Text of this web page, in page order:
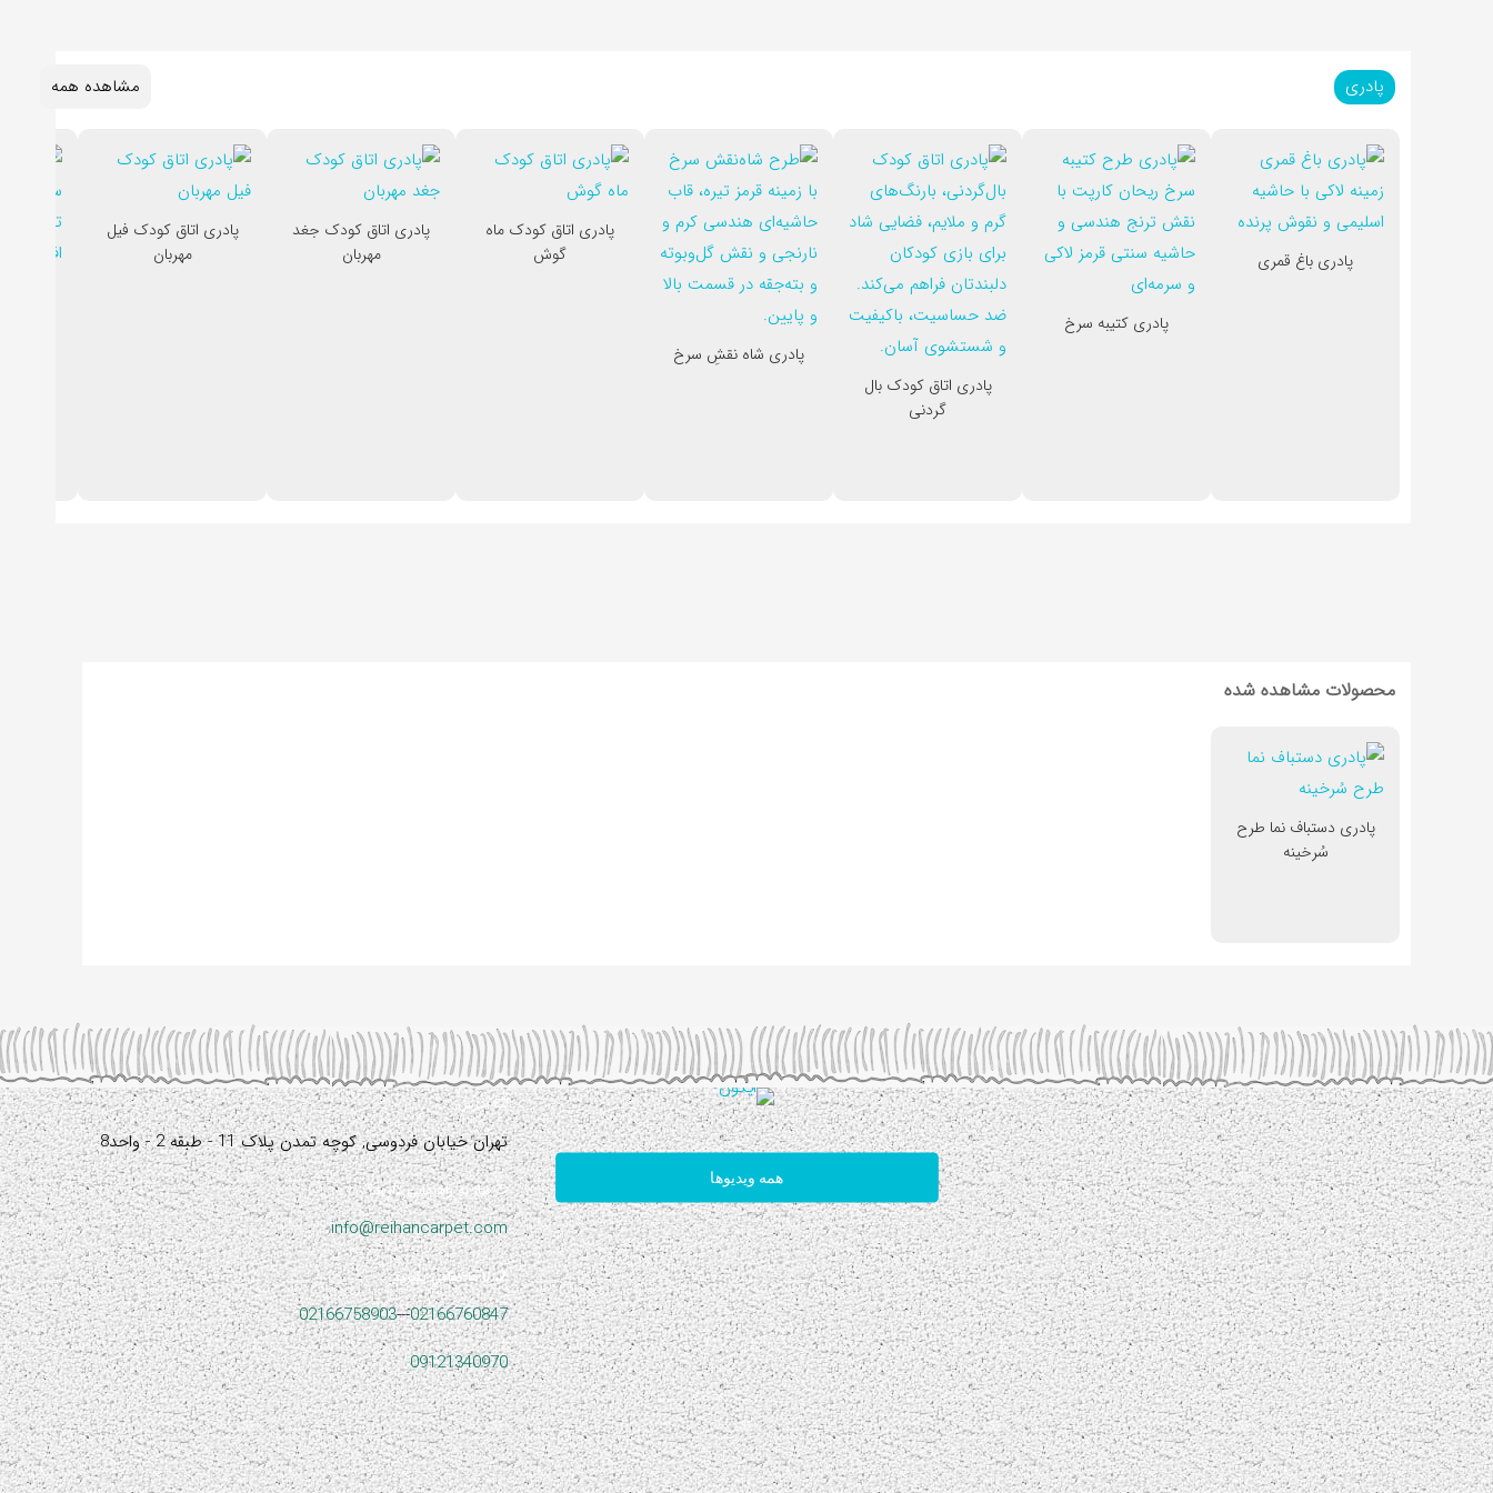
پادری مشاهده همه
پادری باغ قمری
پادری کتیبه سرخ
پادری اتاق کودک بال
گردنی
پادری شاه نقشِ سرخ
پادری اتاق کودک ماه
گوش
پادری اتاق کودک جغد
مهربان
پادری اتاق کودک فیل
مهربان
محصولات مشاهده شده
پادری دستباف نما طرح
سُرخینه
همه ویدیوها
آدرس:
تهران خیابان فردوسی, کوچه تمدن پلاک 11 - طبقه 2 - واحد8
نیاز به راهنمایی دارید؟
info@reihancarpet.com
با ما تماس بگیرید
02166760847
---
02166758903
09121340970